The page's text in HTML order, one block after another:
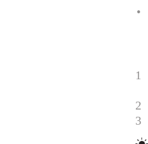
•
1
2
3